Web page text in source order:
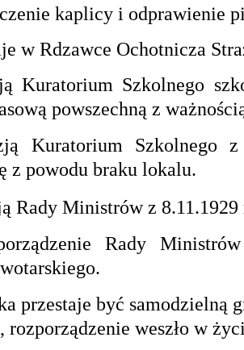
kaplicy i odprawienie
w Rdzawce Ochotnicza
Kuratorium Szkolnego
powszechną z
Kuratorium Szkolnego
z powodu braku lokalu.
Rady Ministrów z
Rady
przestaje być samodzielną
rozporządzenie weszło w